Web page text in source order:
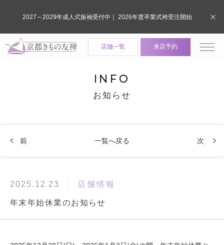
店舗一覧 来店予約
INFO
お知らせ
前 一覧へ戻る 次
2025.12.23 店舗情報
年末年始休業のお知らせ
2027～2029年成人式振袖受付中｜ 2026年度卒業式袴受注開始